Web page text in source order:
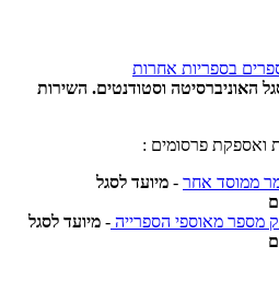
בספריות אחרות
האוניברסיטה וסטודנטים. השירות
ואספקת פרסומים :
ממוסד אחר - מיועד לסגל
מספר מאוספי הספרייה - מיועד לסגל